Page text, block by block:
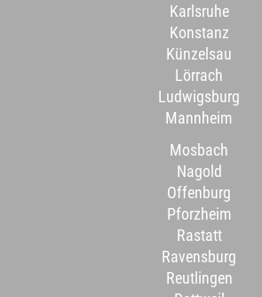
Karlsruhe
Konstanz
Künzelsau
Lörrach
Ludwigsburg
Mannheim
Mosbach
Nagold
Offenburg
Pforzheim
Rastatt
Ravensburg
Reutlingen